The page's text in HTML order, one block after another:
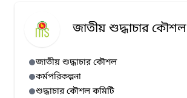
জাতীয় শুদ্ধাচার কৌশল
জাতীয় শুদ্ধাচার কৌশল
কর্মপরিকল্পনা
শুদ্ধাচার কৌশল কমিটি